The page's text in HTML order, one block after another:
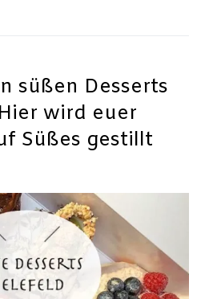
süßen Desserts
wird euer
Süßes gestillt